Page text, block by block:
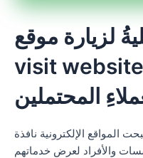
لزيارة موقع
visit website وتقديراتُ الفوائدِ
المحتملين
المواقع الإلكترونية نافذة
والأفراد لعرض خدماتهم